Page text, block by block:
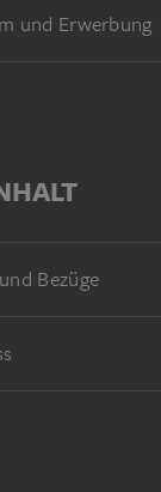
und Erwerbung
Bezüge